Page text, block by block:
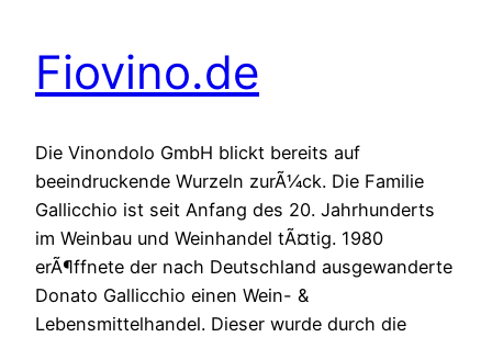
Fiovino.de
Die Vinondolo GmbH blickt bereits auf
beeindruckende Wurzeln zurÃ¼ck. Die Familie
Gallicchio ist seit Anfang des 20. Jahrhunderts
im Weinbau und Weinhandel tÃ¤tig. 1980
erÃ¶ffnete der nach Deutschland ausgewanderte
Donato Gallicchio einen Wein- &
Lebensmittelhandel. Dieser wurde durch die